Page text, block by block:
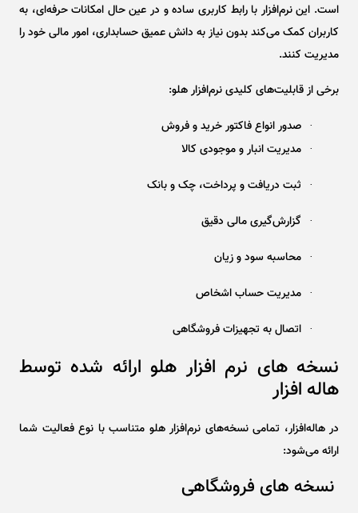
است. این نرم‌افزار با رابط کاربری ساده و در عین حال امکانات حرفه‌ای، به
کاربران کمک می‌کند بدون نیاز به دانش عمیق حسابداری، امور مالی خود را
مدیریت کنند.
برخی از قابلیت‌های کلیدی نرم‌افزار هلو:
· صدور انواع فاکتور خرید و فروش
· مدیریت انبار و موجودی کالا
· ثبت دریافت و پرداخت، چک و بانک
· گزارش‌گیری مالی دقیق
· محاسبه سود و زیان
· مدیریت حساب اشخاص
· اتصال به تجهیزات فروشگاهی
نسخه ‌های نرم ‌افزار هلو ارائه‌ شده توسط
هاله ‌افزار
در هاله‌افزار، تمامی نسخه‌های نرم‌افزار هلو متناسب با نوع فعالیت شما
ارائه می‌شود:
نسخه ‌های فروشگاهی